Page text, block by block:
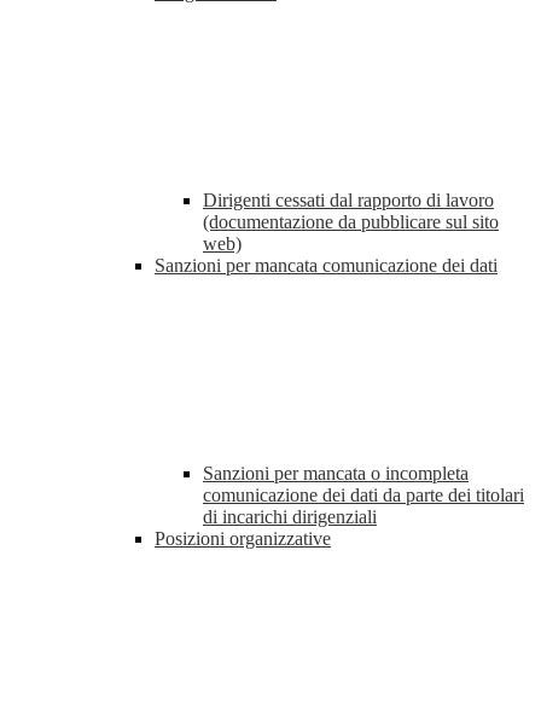
Dirigenti cessati dal rapporto di lavoro
(documentazione da pubblicare sul sito
web)
Sanzioni per mancata comunicazione dei dati
Sanzioni per mancata o incompleta
comunicazione dei dati da parte dei titolari
di incarichi dirigenziali
Posizioni organizzative